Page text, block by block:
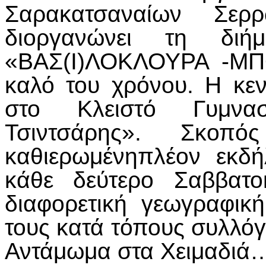
Σαρακατσαναίων
διοργανώνει τη
«ΒΑΣ(Ι)ΛΟΚΛΟΥΡΑ -
καλό του χρόνου. Η
στο Κλειστό
Τσιντσάρης».
καθιερωμένηπλέον
κάθε δεύτερο
διαφορετική
τους κατά τόπους
Αντάμωμα στα